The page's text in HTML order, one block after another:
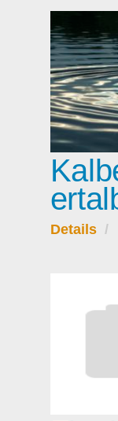
Details